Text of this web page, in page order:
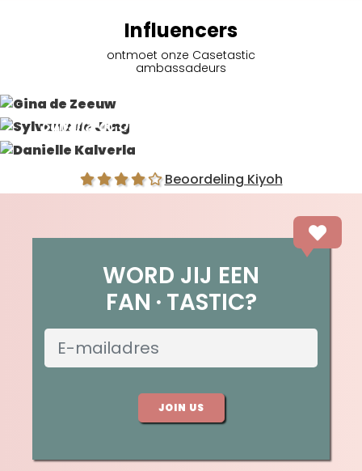
Influencers
ontmoet onze Casetastic
ambassadeurs
Sylvana de Jong
Beoordeling Kiyoh
WORD JIJ EEN
FAN TASTIC?
JOIN US